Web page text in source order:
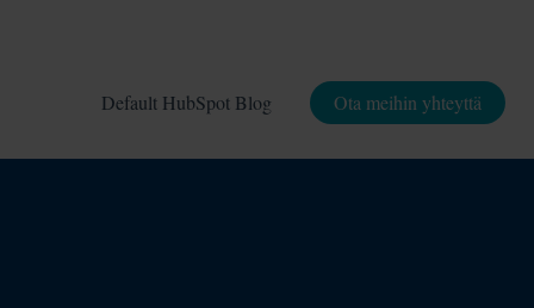
Default HubSpot Blog Ota meihin yhteyttä